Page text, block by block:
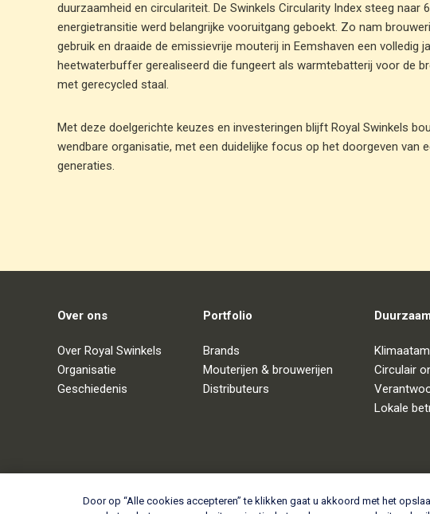
duurzaamheid en circulariteit. De Swinkels Circularity Index steeg naar
energietransitie werd belangrijke vooruitgang geboekt. Zo nam
gebruik en draaide de emissievrije mouterij in Eemshaven een volledig
heetwaterbuffer gerealiseerd die fungeert als warmtebatterij voor de
met gerecycled staal.
Met deze doelgerichte keuzes en investeringen blijft Royal Swinkels
wendbare organisatie, met een duidelijke focus op het doorgeven van
generaties.
Over ons
Over Royal Swinkels
Organisatie
Geschiedenis
Portfolio
Brands
Mouterijen & brouwerijen
Distributeurs
Circulair
Lokale
Door op “Alle cookies accepteren” te klikken gaat u akkoord met het